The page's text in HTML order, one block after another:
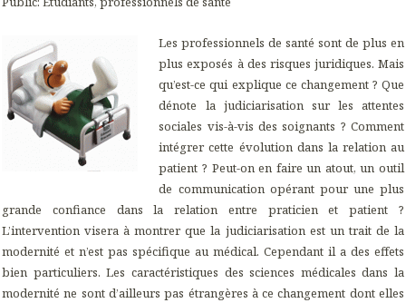
Les professionnels de santé sont de plus en
plus exposés à des risques juridiques. Mais
qu’est-ce qui explique ce changement ? Que
dénote la judiciarisation sur les attentes
sociales vis-à-vis des soignants ? Comment
intégrer cette évolution dans la relation au
patient ? Peut-on en faire un atout, un outil
de communication opérant pour une plus
grande confiance dans la relation entre praticien et patient ?
L’intervention visera à montrer que la judiciarisation est un trait de la
modernité et n’est pas spécifique au médical. Cependant il a des effets
bien particuliers. Les caractéristiques des sciences médicales dans la
modernité ne sont d’ailleurs pas étrangères à ce changement dont elles